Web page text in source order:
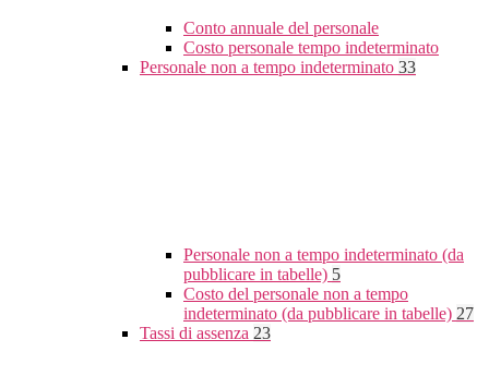
Conto annuale del personale
Costo personale tempo indeterminato
Personale non a tempo indeterminato 33
Personale non a tempo indeterminato (da
pubblicare in tabelle) 5
Costo del personale non a tempo
indeterminato (da pubblicare in tabelle) 27
Tassi di assenza 23